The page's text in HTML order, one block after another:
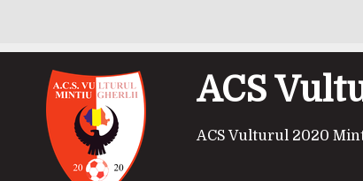
ACS
ACS Vulturul 2020